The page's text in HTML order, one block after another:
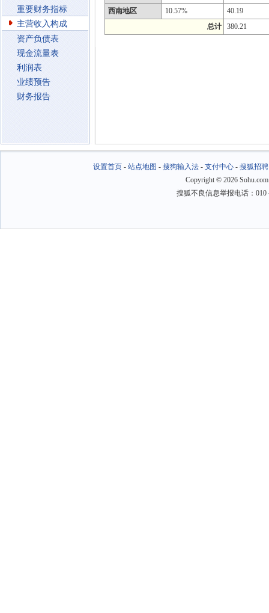
重要财务指标
主营收入构成
资产负债表
现金流量表
利润表
业绩预告
财务报告
西南地区
10.57%
40.19
总计
380.21
设置首页- 站点地图 - 搜狗输入法- 支付中心- 搜狐招聘
Copyright © 2026
搜狐不良信息举报电话：010